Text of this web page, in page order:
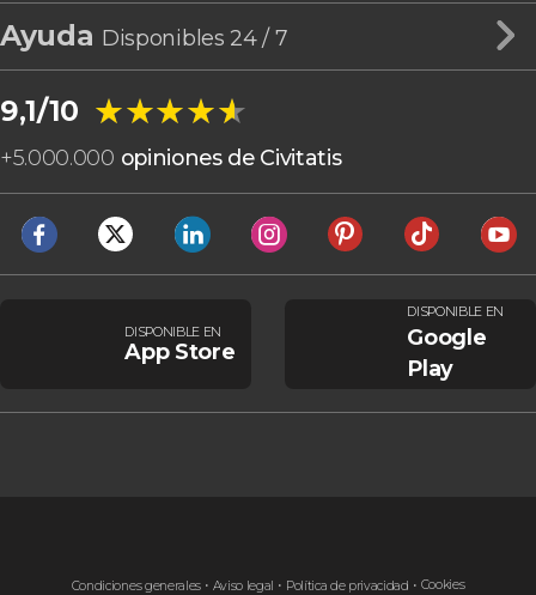
Ayuda Disponibles 24 / 7
9,1/10 ★★★★★
★★★★★
+5.000.000 opiniones de Civitatis
DISPONIBLE EN
App Store
DISPONIBLE EN
Google
Play
Condiciones generales Aviso legal Política de privacidad Cookies